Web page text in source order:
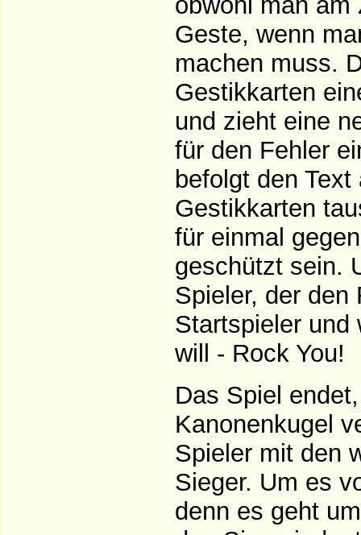
Geste, wenn
machen muss.
Gestikkarten
und zieht eine
für den Fehler
befolgt den
Gestikkarten
für einmal
geschützt sein.
Spieler, der den
Startspieler und
will - Rock You!
Das Spiel
Kanonenkugel
Spieler mit den
Sieger. Um es
denn es geht